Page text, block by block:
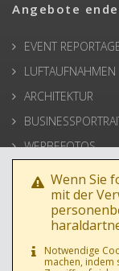
Angebote
EVENT
LUFTAUFNAHMEN
ARCHITEKTUR
WERBEFOTOS
HOCHZEIT
PRESSE
Wenn Sie
mit der
Notwendige
machen, indem